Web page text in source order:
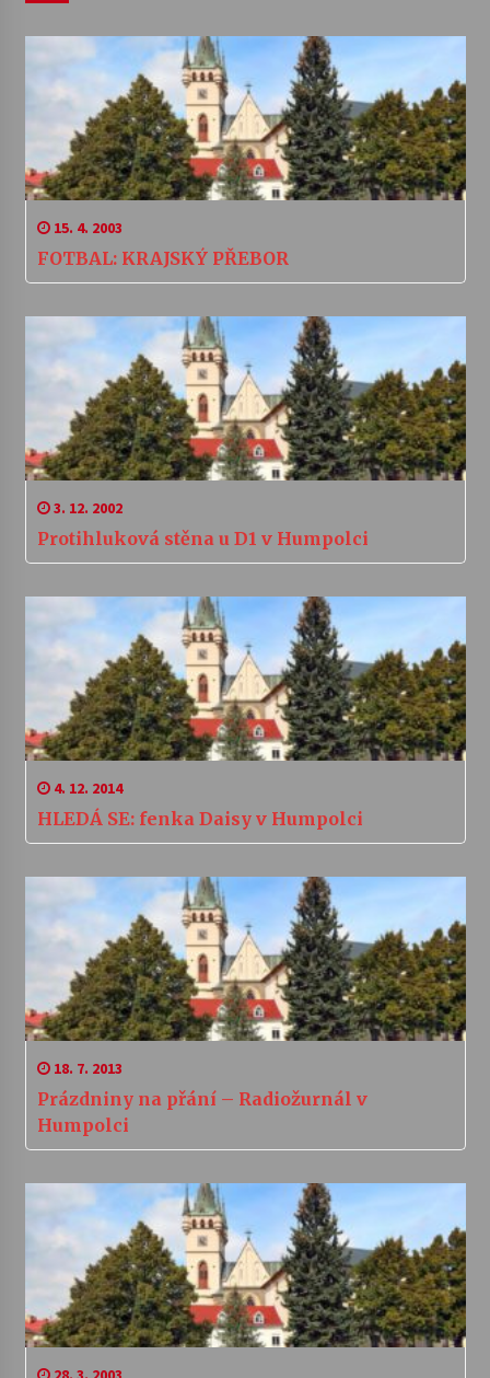
15. 4. 2003
FOTBAL: KRAJSKÝ PŘEBOR
3. 12. 2002
Protihluková stěna u D1 v Humpolci
4. 12. 2014
HLEDÁ SE: fenka Daisy v Humpolci
18. 7. 2013
Prázdniny na přání – Radiožurnál v
Humpolci